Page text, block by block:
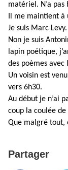
matériel. N’a pas
Il me maintient à
Je suis Marc Levy.
Non je suis
lapin poétique,
des poèmes avec
Un voisin est
vers 6h30.
Au début je n’ai
coup la coulée de
Que malgré tout,
Partager